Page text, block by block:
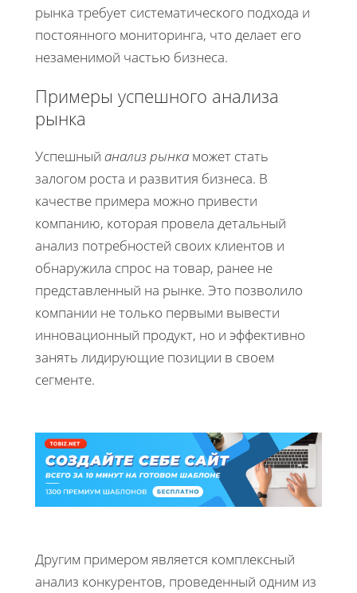
рынка требует систематического подхода и
постоянного мониторинга, что делает его
незаменимой частью бизнеса.
Примеры успешного анализа
рынка
Успешный анализ рынка может стать
залогом роста и развития бизнеса. В
качестве примера можно привести
компанию, которая провела детальный
анализ потребностей своих клиентов и
обнаружила спрос на товар, ранее не
представленный на рынке. Это позволило
компании не только первыми вывести
инновационный продукт, но и эффективно
занять лидирующие позиции в своем
сегменте.
Другим примером является комплексный
анализ конкурентов, проведенный одним из